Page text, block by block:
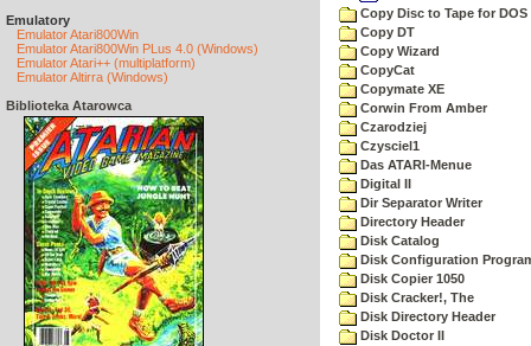
Emulatory
Emulator Atari800Win
Emulator Atari800Win PLus 4.0 (Windows)
Emulator Atari++ (multiplatform)
Emulator Altirra (Windows)
Biblioteka Atarowca
Copy Disc to Tape for DOS
Copy DT
Copy Wizard
CopyCat
Copymate XE
Corwin From Amber
Czarodziej
Czysciel1
Das ATARI-Menue
Digital II
Dir Separator Writer
Directory Header
Disk Catalog
Disk Configuration
Disk Copier 1050
Disk Cracker!, The
Disk Directory Header
Disk Doctor II